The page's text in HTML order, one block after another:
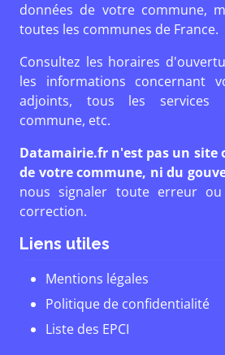
données de votre commune,
toutes les communes de France.
Consultez les horaires
les informations concernant
adjoints, tous les services
commune, etc.
Datamairie.fr n'est pas un site
de votre commune, ni du
nous signaler toute erreur
correction.
Liens utiles
Mentions légales
Politique de confidentialité
Liste des EPCI